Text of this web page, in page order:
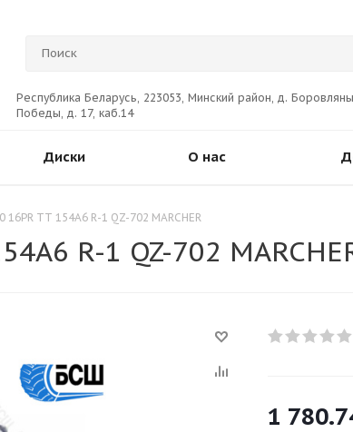
Республика Беларусь, 223053, Минский район, д.
Победы, д. 17, каб.14
Диски О нас
TT 154A6 R-1 QZ-702 MARCHER
R-1 QZ-702
1